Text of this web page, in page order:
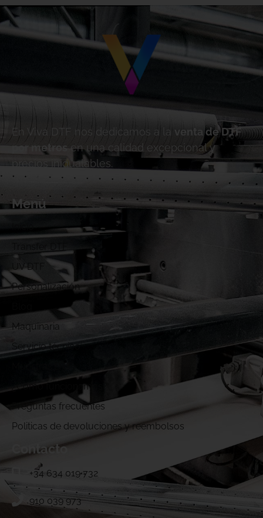
En Viva DTF nos dedicamos a la
venta de DTF
por metros
en una calidad excepcional y
precios inigualables.
Menú
UV DTF
Personalización
Maquinaria
Servicio técnico
¿Cómo funcionamos?
Preguntas frecuentes
Politicas de devoluciones y reembolsos
Contacto
+34 634 019 732
910 039 973